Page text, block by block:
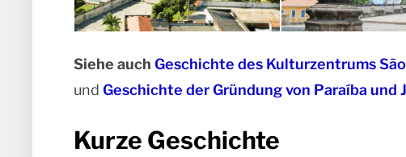
Siehe auch Geschichte des Kulturzentrums
und Geschichte der Gründung von Paraíba und
Kurze Geschichte